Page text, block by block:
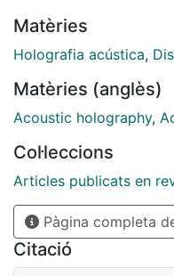
the creation of multiple
of AODs driven by
allows us to treat such
light modulators. Using
them at kilohertz (kHz)
control of each trap
the compatibility of
and position
their frequency
optical tweezers,
Matèries
Holografia acústica,
Matèries (anglès)
Acoustic holography,
Col·leccions
Articles publicats en
Pàgina completa
Citació